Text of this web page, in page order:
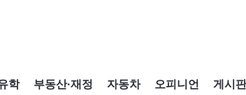
학 부동산·재정 자동차 오피니언 게시판